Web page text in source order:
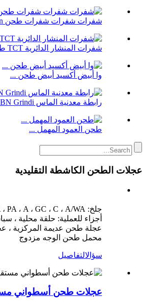
شفرات شفرات شفرات طحن cbn ...
شفرات المنشار الدائرية TCT طحن ...
وا أبيض أكسيد أبيض طحن ...
رابطة معدنية الماس CBN Grindi ...
طحن العمود المهمل ...
عجلات الطحن الكاشطة التقليدية
جلخ: WA ، PA ، A ، GC ، C ، A/WA
أجزاء للعملية: حلقة محلية ،
عجلة طحن عديمة المركزية ،
محمل طحن الوجه مزدوج
سؤالالتفاصيل
عجلات طحن أسطواني